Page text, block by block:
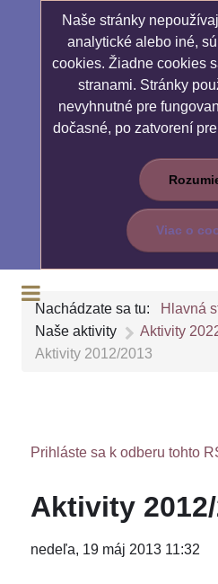
Naše stránky
analytické alebo iné,
cookies. Žiadne cookies
stranami. Stránky
nevyhnutné pre
dočasné, po zatvorení
Viac o
Nachádzate sa tu:
Hlavná
Naše aktivity
Aktivity
Aktivity 2012/2013
Prihláste sa k odberu tohto
Aktivity
nedeľa, 19 máj 2013 11:32